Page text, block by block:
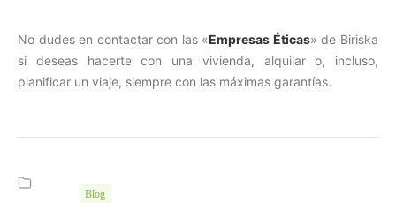
No dudes en contactar con las «Empresas Éticas» de Biriska
si deseas hacerte con una vivienda, alquilar o, incluso,
planificar un viaje, siempre con las máximas garantías.
Blog